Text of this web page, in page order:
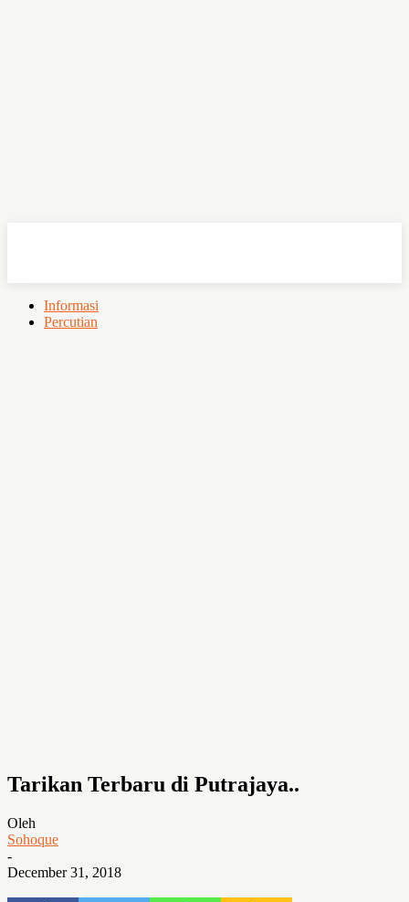
Informasi
Percutian
Tarikan Terbaru di Putrajaya..
Oleh
Sohoque
-
December 31, 2018